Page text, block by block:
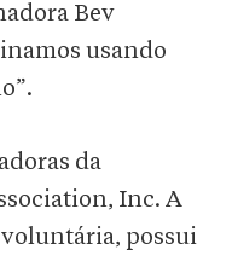
Bev
usando
da
Inc. A
possui